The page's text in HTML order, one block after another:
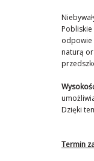
odpowie
naturą
Dzięki
Termin